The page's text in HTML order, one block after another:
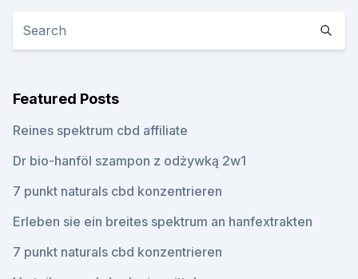
Featured Posts
Reines spektrum cbd affiliate
Dr bio-hanföl szampon z odżywką 2w1
7 punkt naturals cbd konzentrieren
Erleben sie ein breites spektrum an hanfextrakten
7 punkt naturals cbd konzentrieren